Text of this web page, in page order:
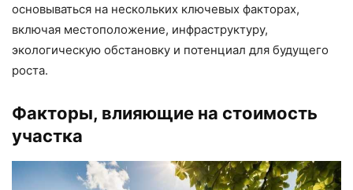
основываться на нескольких ключевых факторах,
включая местоположение, инфраструктуру,
экологическую обстановку и потенциал для будущего
роста.
Факторы, влияющие на стоимость
участка